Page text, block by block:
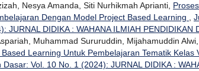
Nesya Amanda, Siti Nurhikmah Aprianti,
Dengan Model Project Based Learning
JURNAL DIDIKA : WAHANA ILMIAH PENDIDIKAN
Muhammad Sururuddin, Mijahamuddin
Learning Untuk Pembelajaran Tematik Kelas
Vol. 10 No. 1 (2024): JURNAL DIDIKA :